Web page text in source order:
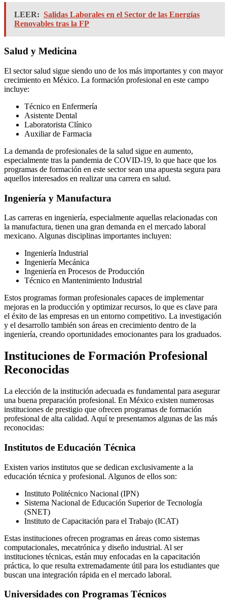
LEER: Salidas Laborales en el Sector de las Energías
Renovables tras la FP
Salud y Medicina
El sector salud sigue siendo uno de los más importantes y con mayor
crecimiento en México. La formación profesional en este campo
incluye:
Técnico en Enfermería
Asistente Dental
Laboratorista Clínico
Auxiliar de Farmacia
La demanda de profesionales de la salud sigue en aumento,
especialmente tras la pandemia de COVID-19, lo que hace que los
programas de formación en este sector sean una apuesta segura para
aquellos interesados en realizar una carrera en salud.
Ingeniería y Manufactura
Las carreras en ingeniería, especialmente aquellas relacionadas con
la manufactura, tienen una gran demanda en el mercado laboral
mexicano. Algunas disciplinas importantes incluyen:
Ingeniería Industrial
Ingeniería Mecánica
Ingeniería en Procesos de Producción
Técnico en Mantenimiento Industrial
Estos programas forman profesionales capaces de implementar
mejoras en la producción y optimizar recursos, lo que es clave para
el éxito de las empresas en un entorno competitivo. La investigación
y el desarrollo también son áreas en crecimiento dentro de la
ingeniería, creando oportunidades emocionantes para los graduados.
Instituciones de Formación Profesional
Reconocidas
La elección de la institución adecuada es fundamental para asegurar
una buena preparación profesional. En México existen numerosas
instituciones de prestigio que ofrecen programas de formación
profesional de alta calidad. Aquí te presentamos algunas de las más
reconocidas:
Institutos de Educación Técnica
Existen varios institutos que se dedican exclusivamente a la
educación técnica y profesional. Algunos de ellos son:
Instituto Politécnico Nacional (IPN)
Sistema Nacional de Educación Superior de Tecnología
(SNET)
Instituto de Capacitación para el Trabajo (ICAT)
Estas instituciones ofrecen programas en áreas como sistemas
computacionales, mecatrónica y diseño industrial. Al ser
instituciones técnicas, están muy enfocadas en la capacitación
práctica, lo que resulta extremadamente útil para los estudiantes que
buscan una integración rápida en el mercado laboral.
Universidades con Programas Técnicos